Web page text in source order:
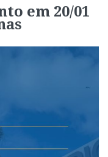
em 20/01